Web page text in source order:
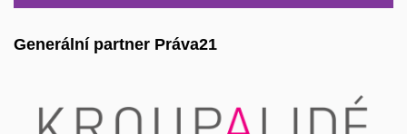
Generální partner Práva21